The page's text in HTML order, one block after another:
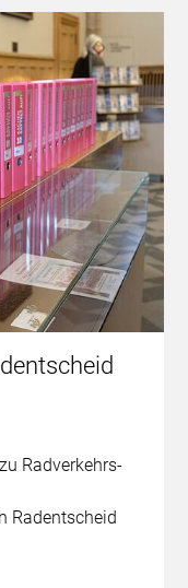
Radverkehrs-
Radentscheid